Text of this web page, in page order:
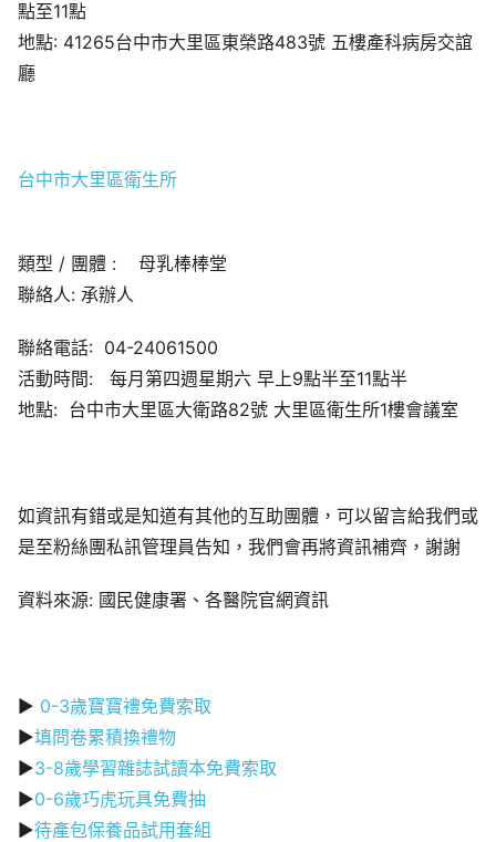
點至11點
地點: 41265台中市大里區東榮路483號 五樓產科病房交誼
廳
台中市大里區衛生所
類型 / 團體 : 母乳棒棒堂
聯絡人: 承辦人
聯絡電話: 04-24061500
活動時間: 每月第四週星期六 早上9點半至11點半
地點: 台中市大里區大衛路82號 大里區衛生所1樓會議室
如資訊有錯或是知道有其他的互助團體，可以留言給我們或
是至粉絲團私訊管理員告知，我們會再將資訊補齊，謝謝
資料來源: 國民健康署、各醫院官網資訊
▶ 0-3歲寶寶禮免費索取
▶填問卷累積換禮物
▶3-8歲學習雜誌試讀本免費索取
▶0-6歲巧虎玩具免費抽
▶待產包保養品試用套組